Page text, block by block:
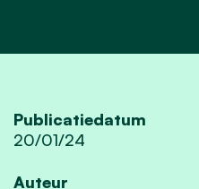
Publicatiedatum
20/01/24
Auteur